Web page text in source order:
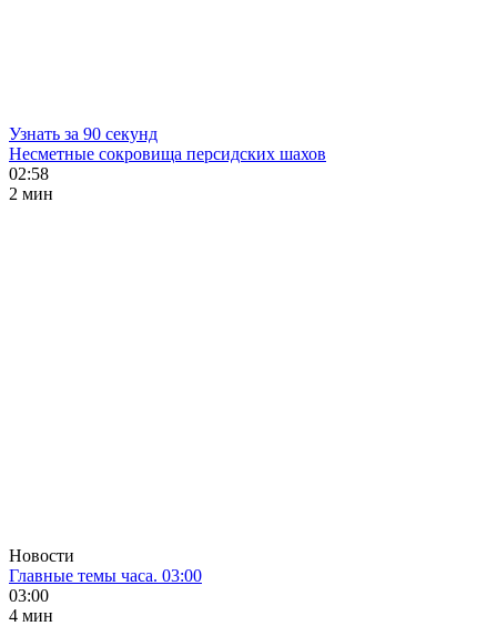
Узнать за 90 секунд
Несметные сокровища персидских шахов
02:58
2 мин
Новости
Главные темы часа. 03:00
03:00
4 мин